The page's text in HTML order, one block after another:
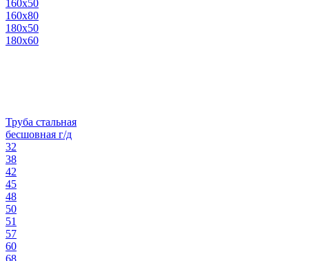
160х50
160х80
180х50
180х60
Труба стальная
бесшовная г/д
32
38
42
45
48
50
51
57
60
68